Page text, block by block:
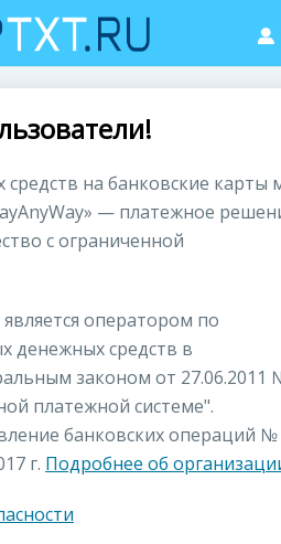
на банковские карты
— платежное
с ограниченной
оператором по
денежных средств в
законом от 27.06.2011
платежной системе".
банковских операций №
г. Подробнее об